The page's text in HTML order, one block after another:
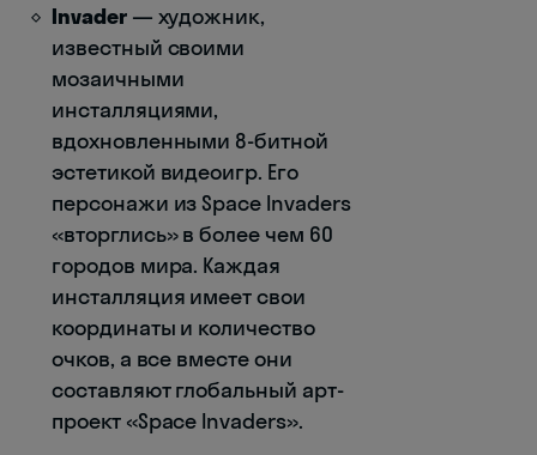
Invader— художник,
известный своими
мозаичными
инсталляциями,
вдохновленными 8-битной
эстетикой видеоигр. Его
персонажи из Space Invaders
«вторглись» в более чем 60
городов мира. Каждая
инсталляция имеет свои
координаты и количество
очков, а все вместе они
составляют глобальный арт-
проект «Space Invaders».